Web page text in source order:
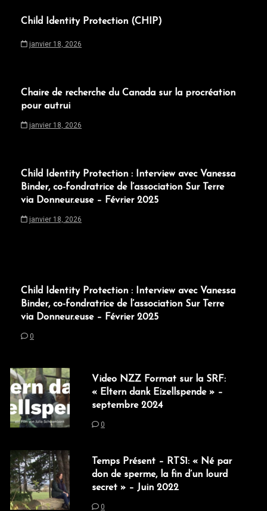
Child Identity Protection (CHIP)
janvier 18, 2026
Chaire de recherche du Canada sur la procréation
pour autrui
janvier 18, 2026
Child Identity Protection : Interview avec Vanessa
Binder, co-fondratrice de l’association Sur Terre
via Donneur.euse – Février 2025
janvier 18, 2026
Child Identity Protection : Interview avec Vanessa
Binder, co-fondratrice de l’association Sur Terre
via Donneur.euse – Février 2025
0
Video NZZ Format sur la SRF:
« Eltern dank Eizellspende » –
septembre 2024
0
Temps Présent – RTS1: « Né par
don de sperme, la fin d’un lourd
secret » – Juin 2022
0